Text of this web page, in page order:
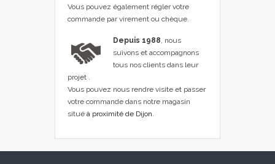
Vous pouvez également régler votre
commande par virement ou chèque.
Depuis 1988 , nous
suivons et accompagnons
tous nos clients dans leur
projet .
Vous pouvez nous rendre visite et passer
votre commande dans notre magasin
situé à proximité de Dijon